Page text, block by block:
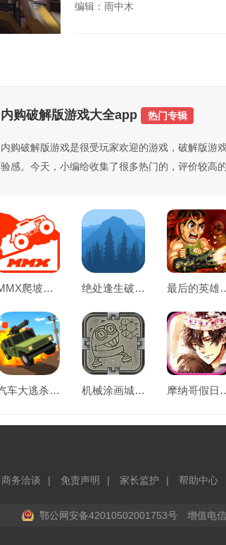
编辑：雨中木
内购破解版游戏大全app 热门专辑
内购破解版游戏是很受玩家欢迎的游戏，破解版游
验感。今天，小编给收集了很多热门的，评价较高
MMX爬坡赛破解版 绝处逢生破解版 最后的
汽车大逃杀破解版 机械涂画城破解版 摩纳哥
商务洽谈 免责声明 家长监护 帮助中心
鄂公网安备42010502001753号 增值电